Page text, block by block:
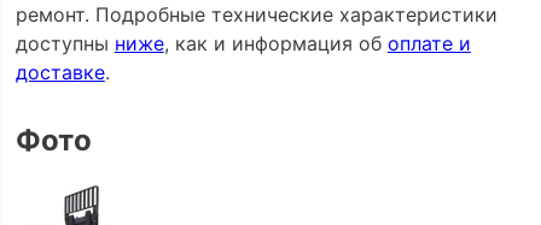
ремонт. Подробные технические характеристики
доступны ниже, как и информация об оплате и
доставке.
Фото